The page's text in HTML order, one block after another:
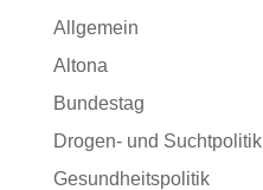
Allgemein
Altona
Bundestag
Drogen- und Suchtpolitik
Gesundheitspolitik